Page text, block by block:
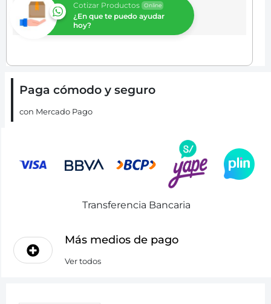
Cotizar Productos Online
¿En que te puedo ayudar
hoy?
Paga cómodo y seguro
con Mercado Pago
Transferencia Bancaria
Más medios de pago
Ver todos